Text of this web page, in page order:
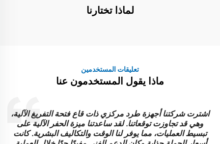
لماذا تختارنا
تعليقات المستخدمين
ماذا يقول المستخدمون عنا
اشترت شركتنا أجهزة طرد مركزي ذات قاع فتحة التفريغ الآلية،
وهي قد تجاوزت توقعاتنا. لقد ساعدتنا ميزة الحفر الآلية على
تبسيط العمليات، مما يوفر لنا الوقت والتكاليف البشرية. كانت